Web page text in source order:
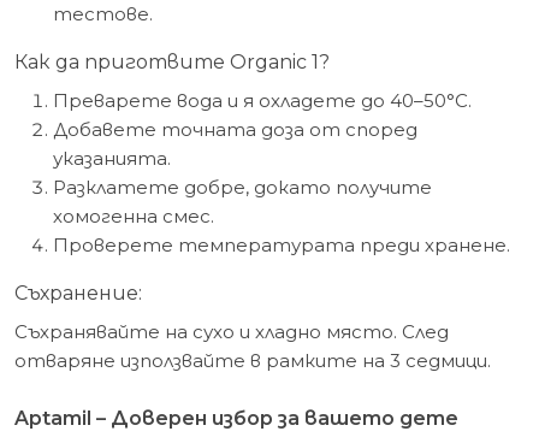
тестове.
Как да приготвите Organic 1?
Преварете вода и я охладете до 40–50°C.
Добавете точната доза от според
указанията.
Разклатете добре, докато получите
хомогенна смес.
Проверете температурата преди хранене.
Съхранение:
Съхранявайте на сухо и хладно място. След
отваряне използвайте в рамките на 3 седмици.
Aptamil – Доверен избор за вашето дете